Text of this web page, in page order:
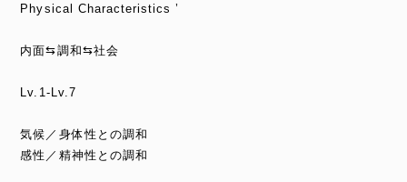
Physical Characteristics ’
内面⇆調和⇆社会
Lv.1-Lv.7
気候／身体性との調和
感性／精神性との調和